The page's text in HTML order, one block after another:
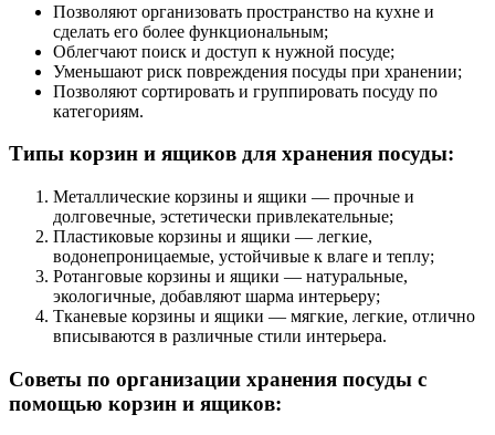
Позволяют организовать пространство на кухне и
сделать его более функциональным;
Облегчают поиск и доступ к нужной посуде;
Уменьшают риск повреждения посуды при хранении;
Позволяют сортировать и группировать посуду по
категориям.
Типы корзин и ящиков для хранения посуды:
Металлические корзины и ящики — прочные и
долговечные, эстетически привлекательные;
Пластиковые корзины и ящики — легкие,
водонепроницаемые, устойчивые к влаге и теплу;
Ротанговые корзины и ящики — натуральные,
экологичные, добавляют шарма интерьеру;
Тканевые корзины и ящики — мягкие, легкие, отлично
вписываются в различные стили интерьера.
Советы по организации хранения посуды с
помощью корзин и ящиков: